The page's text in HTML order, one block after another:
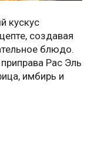
кускус
создавая
блюдо.
Рас Эль
имбирь и